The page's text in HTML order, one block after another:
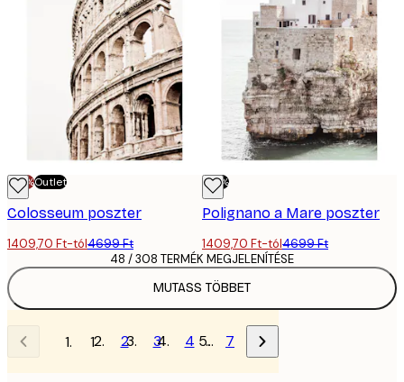
-70%Outlet
Colosseum poszter
1409,70 Ft-tól4699 Ft
-70%
Polignano a Mare poszter
1409,70 Ft-tól4699 Ft
MUTASS TÖBBET
48 / 308 TERMÉK MEGJELENÍTÉSE
1 2 3 4 … 7